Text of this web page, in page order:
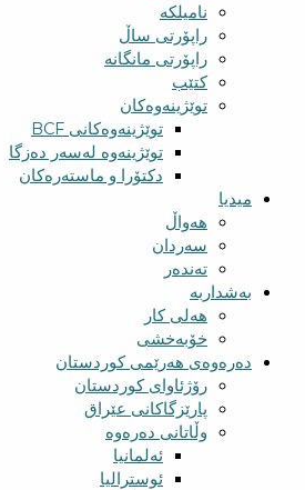
نامیلکە
راپۆرتی ساڵ
راپۆرتی مانگانە
کتێب
توێژینەوەکان
توێژینەوەکانی BCF​
توێژینەوە لەسەر دەزگا
دکتۆرا و ماستەرەکان
میدیا
‌‌هەواڵ
سه‌ردان
تەندەر
بەشداربە
هەلی کار
خۆبەخشی
دەرەوەی هەرێمی کوردستان
رۆژئاوای کوردستان
پارێزگاکانی عێراق
وڵاتانی دەرەوە
ئەلمانیا
ئوسترالیا